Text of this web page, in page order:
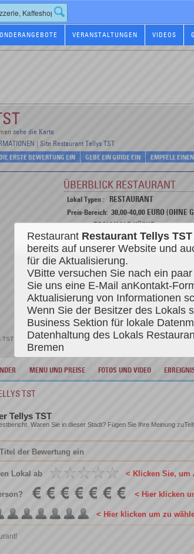
VERANSTALTUNGEN VIDEOS
sehe die Karte
| Site Restaurant Tellys TST
ERSTE BEWERTUNG EIN GEBE EIN GUIDE EIN EMPFELE
ÜBERBLICK RESTAURANT
Lokal Typen : RESTAURANT
Preis-Bereich: 30,00-40,00 EURO (OHNE
Küche : REGIONALE KÜCHE
Neugierig :
RESTAURANTS REGIONALEN KÜCHEN IN
Verfolge alle Aktivitäten dieses Restaurants :
REGISTRIERE DICH AN RESTAURANT
in der Stadt Bremen - HB, restaurant mit Küche Regionale
MENU UND PREISE FOTOS UND VIDEO
TST
Tellys TST
Waren Sie in dieser Stadt? Fügen Sie Ihre Meinung
Lokal ab < Klicken Sie, um
< Hier klicken
< Hier klicken um zu
Restaurant Restaurant Tellys TST
bereits auf unserer Website und
für die Aktualisierung.
VBitte versuchen Sie nach ein
Sie uns eine E-Mail anKontakt-
Aktualisierung von Informationen
Wenn Sie der Besitzer des Lokals
Business Sektion für lokale
Datenhaltung des Lokals
Bremen